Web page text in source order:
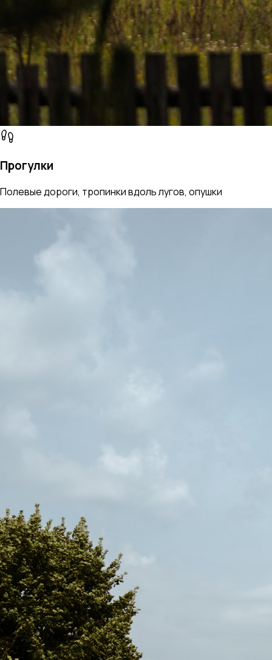
Прогулки
Полевые дороги, тропинки вдоль лугов, опушки